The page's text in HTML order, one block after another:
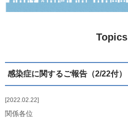
生活・活動の様子
Topics
2022.02.22
感染症に関するご報告（2/22付）
関係各位